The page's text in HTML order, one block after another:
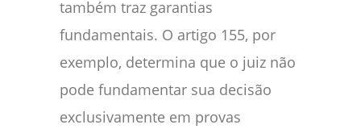
também traz garantias
fundamentais. O artigo 155, por
exemplo, determina que o juiz não
pode fundamentar sua decisão
exclusivamente em provas